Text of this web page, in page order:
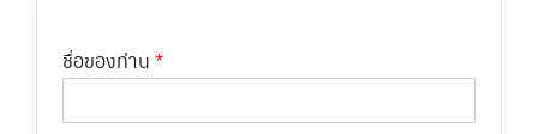
ชื่อของท่าน *